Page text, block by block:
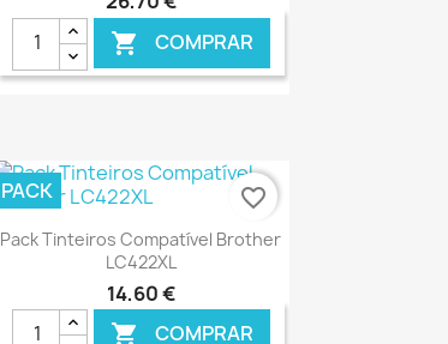
 COMPRAR
Ver+
Pack Tinteiros Compatível Brother
LC422XL
14,60 €
 COMPRAR
PACK favorite_border